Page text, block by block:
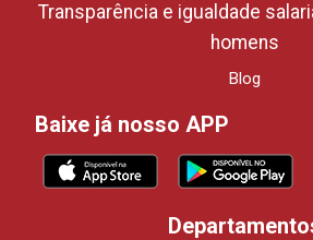
Transparência e igualdade
homens
Blog
Baixe já nosso APP